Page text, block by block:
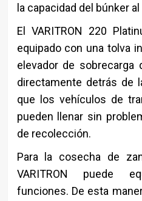
la capacidad del búnker
El VARITRON 220
equipado con una tolva
elevador de
directamente detrás de
que los vehículos de
pueden llenar sin
de recolección.
Para la cosecha de
VARITRON puede
funciones. De esta